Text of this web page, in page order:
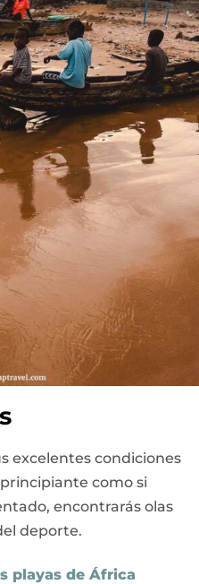
excelentes condiciones
como si
encontrarás olas
deporte.
playas de África